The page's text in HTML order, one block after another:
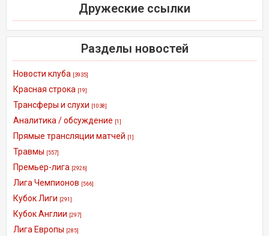
Дружеские ссылки
Разделы новостей
Новости клуба [3935]
Красная строка [19]
Трансферы и слухи [1038]
Аналитика / обсуждение [1]
Прямые трансляции матчей [1]
Травмы [557]
Премьер-лига [2926]
Лига Чемпионов [566]
Кубок Лиги [291]
Кубок Англии [297]
Лига Европы [285]